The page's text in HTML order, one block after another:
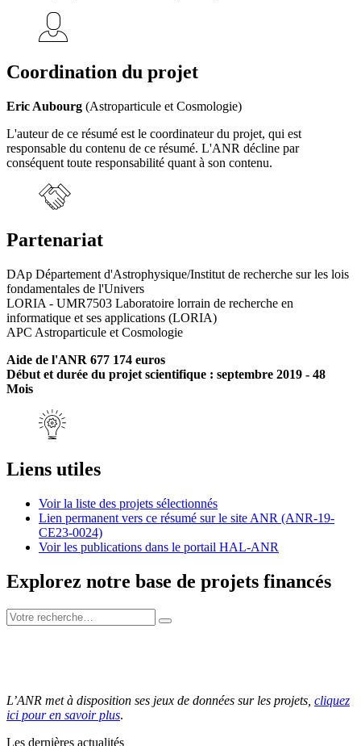
Coordination du projet
Eric Aubourg (Astroparticule et Cosmologie)
L'auteur de ce résumé est le coordinateur du projet, qui est
responsable du contenu de ce résumé. L'ANR décline par
conséquent toute responsabilité quant à son contenu.
Partenariat
DAp Département d'Astrophysique/Institut de recherche sur les lois
fondamentales de l'Univers
LORIA - UMR7503 Laboratoire lorrain de recherche en
informatique et ses applications (LORIA)
APC Astroparticule et Cosmologie
Aide de l'ANR 677 174 euros
Début et durée du projet scientifique : septembre 2019 - 48
Mois
Liens utiles
Voir la liste des projets sélectionnés
Lien permanent vers ce résumé sur le site ANR (ANR-19-
CE23-0024)
Voir les publications dans le portail HAL-ANR
Explorez notre base de projets financés
L’ANR met à disposition ses jeux de données sur les projets, cliquez
ici pour en savoir plus.
Les dernières actualités